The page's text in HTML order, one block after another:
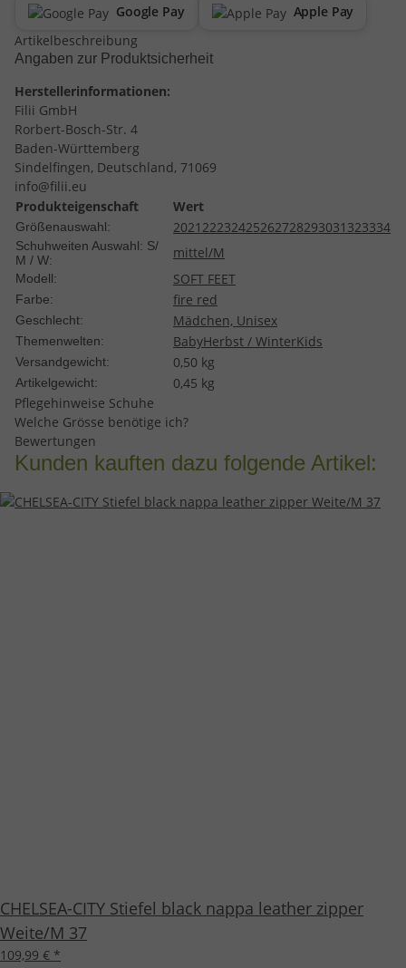
Google Pay
Apple Pay
Artikelbeschreibung
Angaben zur Produktsicherheit
Herstellerinformationen:
Filii GmbH
Rorbert-Bosch-Str. 4
Baden-Württemberg
Sindelfingen, Deutschland, 71069
info@filii.eu
Produkteigenschaft
Wert
Größenauswahl: 2021 22232425262728293031 323334
Schuhweiten Auswahl: S/
M / W:
mittel/M
Modell: SOFT FEET
Farbe: fire red
Geschlecht: Mädchen, Unisex
Themenwelten: BabyHerbst / WinterKids
Versandgewicht: 0,50 kg
Artikelgewicht: 0,45 kg
Pflegehinweise Schuhe
Welche Grösse benötige ich?
Bewertungen
Kunden kauften dazu folgende Artikel:
CHELSEA-CITY Stiefel black nappa leather zipper
Weite/M 37
109,99 € *